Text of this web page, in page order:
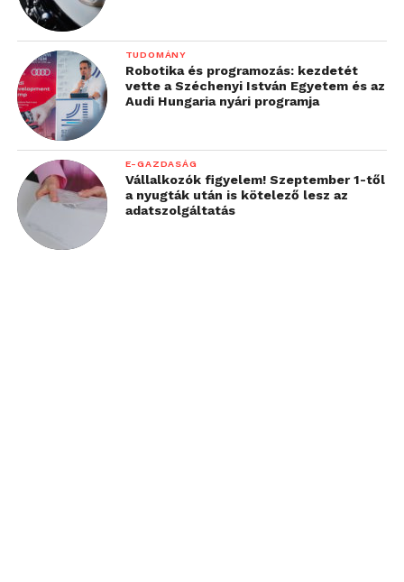
TUDOMÁNY
Robotika és programozás: kezdetét
vette a Széchenyi István Egyetem és az
Audi Hungaria nyári programja
E-GAZDASÁG
Vállalkozók figyelem! Szeptember 1-től
a nyugták után is kötelező lesz az
adatszolgáltatás